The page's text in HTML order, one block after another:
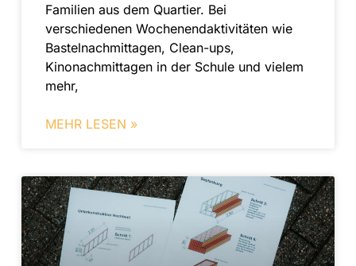
Familien aus dem Quartier. Bei
verschiedenen Wochenendaktivitäten wie
Bastelnachmittagen, Clean-ups,
Kinonachmittagen in der Schule und vielem
mehr,
MEHR LESEN »